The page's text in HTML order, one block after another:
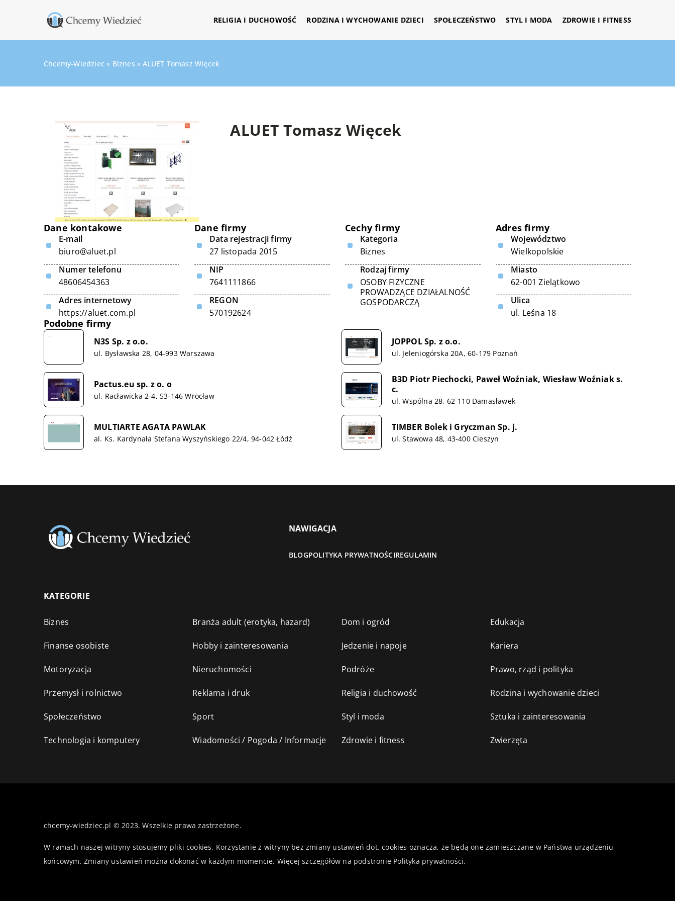
RELIGIA I DUCHOWOŚĆ RODZINA I WYCHOWANIE DZIECI SPOŁECZEŃSTWO STYL I MODA ZDROWIE I FITNESS
Chcemy-Wiedziec » Biznes »ALUET Tomasz Więcek
ALUET Tomasz Więcek
Dane kontakowe
E-mail
biuro@aluet.pl
Numer telefonu
48606454363
Adres internetowy
https://aluet.com.pl
Dane firmy
Data rejestracji firmy
27 listopada 2015
NIP
7641111866
REGON
570192624
Cechy firmy
Kategoria
Biznes
Rodzaj firmy
OSOBY FIZYCZNE
PROWADZĄCE DZIAŁALNOŚĆ
GOSPODARCZĄ
Adres firmy
Województwo
Wielkopolskie
Miasto
62-001 Zielątkowo
Ulica
ul. Leśna 18
Podobne firmy
N3S Sp. z o.o.
ul. Bysławska 28, 04-993 Warszawa
JOPPOL Sp. z o.o.
ul. Jeleniogórska 20A, 60-179 Poznań
Pactus.eu sp. z o. o
ul. Racławicka 2-4, 53-146 Wrocław
B3D Piotr Piechocki, Paweł Woźniak, Wiesław Woźniak s.
c.
ul. Wspólna 28, 62-110 Damasławek
MULTIARTE AGATA PAWLAK
al. Ks. Kardynała Stefana Wyszyńskiego 22/4, 94-042 Łódź
TIMBER Bolek i Gryczman Sp. j.
ul. Stawowa 48, 43-400 Cieszyn
NAWIGACJA
BLOGPOLITYKA PRYWATNOŚCIREGULAMIN
KATEGORIE
Biznes Branża adult (erotyka, hazard) Dom i ogród Edukacja
Finanse osobiste Hobby i zainteresowania Jedzenie i napoje Kariera
Motoryzacja Nieruchomości Podróże Prawo, rząd i polityka
Przemysł i rolnictwo Reklama i druk Religia i duchowość Rodzina i wychowanie dzieci
Społeczeństwo Sport Styl i moda Sztuka i zainteresowania
Technologia i komputery Wiadomości / Pogoda / Informacje Zdrowie i fitness Zwierzęta
chcemy-wiedziec.pl © 2023. Wszelkie prawa zastrzeżone.
W ramach naszej witryny stosujemy pliki cookies. Korzystanie z witryny bez zmiany ustawień dot. cookies oznacza, że będą one zamieszczane w Państwa urządzeniu
końcowym. Zmiany ustawień można dokonać w każdym momencie. Więcej szczegółów na podstronie Polityka prywatności.